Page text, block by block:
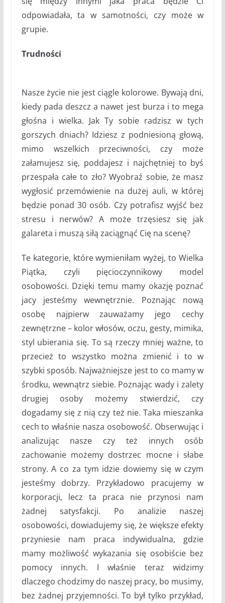
odpowiadała, ta w samotności, czy może w
grupie.
Trudności
Nasze życie nie jest ciągle kolorowe. Bywają dni,
kiedy pada deszcz a nawet jest burza i to mega
głośna i wielka. Jak Ty sobie radzisz w tych
gorszych dniach? Idziesz z podniesioną głową,
mimo wszelkich przeciwności, czy może
załamujesz się, poddajesz i najchętniej to byś
przespała całe to zło? Wyobraź sobie, że masz
wygłosić przemówienie na dużej auli, w której
będzie ponad 30 osób. Czy potrafisz wyjść bez
stresu i nerwów? A może trzęsiesz się jak
galareta i muszą siłą zaciągnąć Cię na scenę?
Te kategorie, które wymieniłam wyżej, to Wielka
Piątka, czyli pięcioczynnikowy model
osobowości. Dzięki temu mamy okazję poznać
jacy jesteśmy wewnętrznie. Poznając nową
osobę najpierw zauważamy jego cechy
zewnętrzne – kolor włosów, oczu, gesty, mimika,
styl ubierania się. To są rzeczy mniej ważne, to
przecież to wszystko można zmienić i to w
szybki sposób. Najważniejsze jest to co mamy w
środku, wewnątrz siebie. Poznając wady i zalety
drugiej osoby możemy stwierdzić, czy
dogadamy się z nią czy też nie. Taka mieszanka
cech to właśnie nasza osobowość. Obserwując i
analizując nasze czy też innych osób
zachowanie możemy dostrzec mocne i słabe
strony. A co za tym idzie dowiemy się w czym
jesteśmy dobrzy. Przykładowo pracujemy w
korporacji, lecz ta praca nie przynosi nam
żadnej satysfakcji. Po analizie naszej
osobowości, dowiadujemy się, że większe efekty
przyniesie nam praca indywidualna, gdzie
mamy możliwość wykazania się osobiście bez
pomocy innych. I właśnie teraz widzimy
dlaczego chodzimy do naszej pracy, bo musimy,
bez żadnej przyjemności. To był tylko przykład,